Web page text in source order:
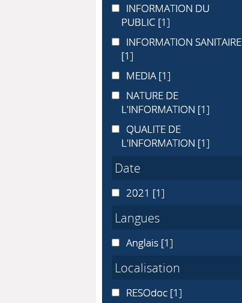
INFORMATION DU PUBLIC
INFORMATION DU
PUBLIC [1]
INFORMATION SANITAIRE
INFORMATION SANITAIRE
[1]
MEDIAMEDIA [1]
NATURE DE L'INFORMATION
NATURE DE
L'INFORMATION [1]
QUALITE DE L'INFORMATION
QUALITE DE
L'INFORMATION [1]
Date
20212021 [1]
Langues
Anglais
Anglais [1]
Localisation
RESOdoc
RESOdoc [1]